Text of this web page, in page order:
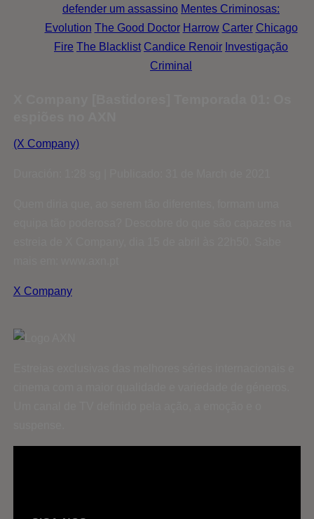
defender um assassino Mentes Criminosas:
Evolution The Good Doctor Harrow Carter Chicago
Fire The Blacklist Candice Renoir Investigação
Criminal
(X Company)
X Company